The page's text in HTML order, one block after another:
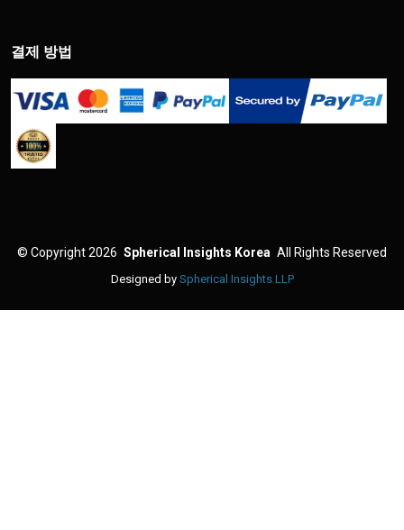
결제 방법
© Copyright 2026 Spherical Insights Korea All Rights Reserved
Designed by Spherical Insights LLP